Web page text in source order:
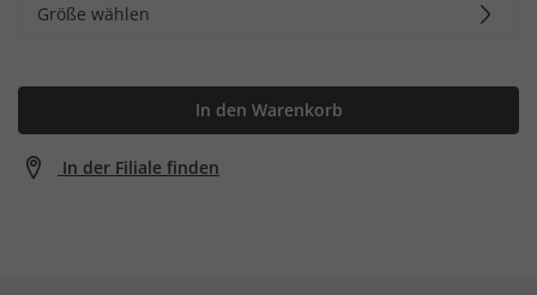
Größe wählen
In den Warenkorb
In der Filiale finden